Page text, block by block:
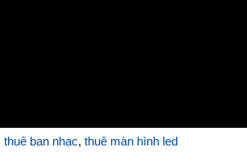
thuê ban nhạc, thuê màn hình led